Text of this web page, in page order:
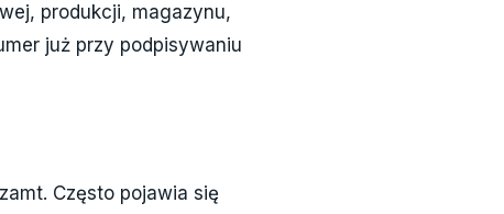
produkcji, magazynu,
już przy podpisywaniu
Często pojawia się